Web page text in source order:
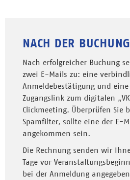
NACH DER BUCHUNG
Nach erfolgreicher Buchung
zwei E-Mails zu: eine
Anmeldebestätigung und
Zugangslink zum digitalen
Clickmeeting. Überprüfen Sie
Spamfilter, sollte eine der E-
angekommen sein.
Die Rechnung senden wir
Tage vor
bei der Anmeldung